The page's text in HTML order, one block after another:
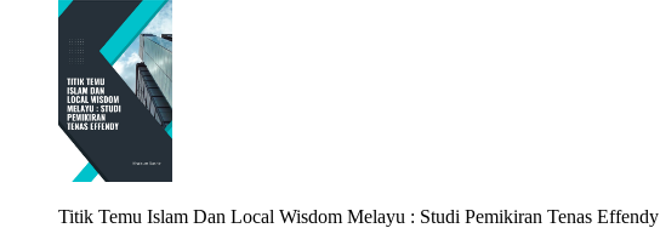
Titik Temu Islam Dan Local Wisdom Melayu : Studi Pemikiran Tenas Effendy